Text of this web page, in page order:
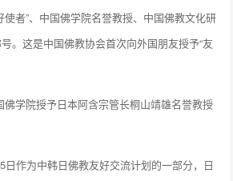
使者”、中国佛学院名誉教授、中国佛教文化研
。这是中国佛教协会首次向外国朋友授予“友
学院授予日本阿含宗管长桐山靖雄名誉教授
作为中韩日佛教友好交流计划的一部分，日